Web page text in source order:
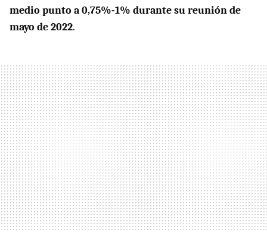
medio punto a 0,75%-1% durante su reunión de
mayo de 2022.